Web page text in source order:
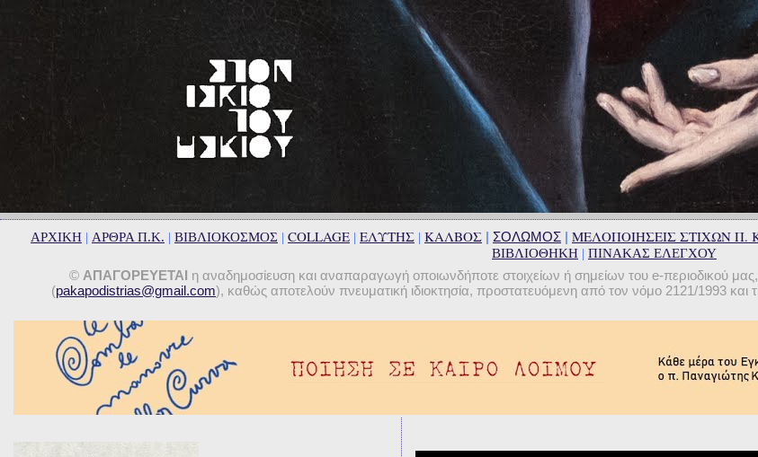
ΑΡΧΙΚΗ | ΑΡΘΡΑ Π.Κ. | ΒΙΒΛΙΟΚΟΣΜΟΣ | COLLAGE | ΕΛΥΤΗΣ | ΚΑΛΒΟΣ | ΣΟΛΩΜΟΣ | ΜΕΛΟΠΟΙΗΣΕΙΣ ΣΤΙΧΩΝ Π.
ΒΙΒΛΙΟΘΗΚΗ | ΠΙΝΑΚΑΣ ΕΛΕΓΧΟΥ
© ΑΠΑΓΟΡΕΥΕΤΑΙ η αναδημοσίευση και αναπαραγωγή οποιωνδήποτε στοιχείων ή σημείων του e-περιοδικού
(pakapodistrias@gmail.com), καθώς αποτελούν πνευματική ιδιοκτησία, προστατευόμενη από τον νόμο 2121/1993